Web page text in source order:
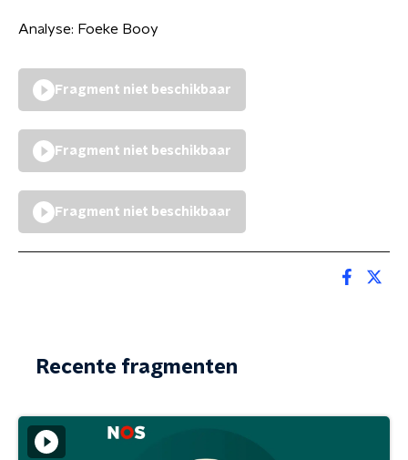
Analyse: Foeke Booy
Fragment niet beschikbaar
Fragment niet beschikbaar
Fragment niet beschikbaar
Recente fragmenten